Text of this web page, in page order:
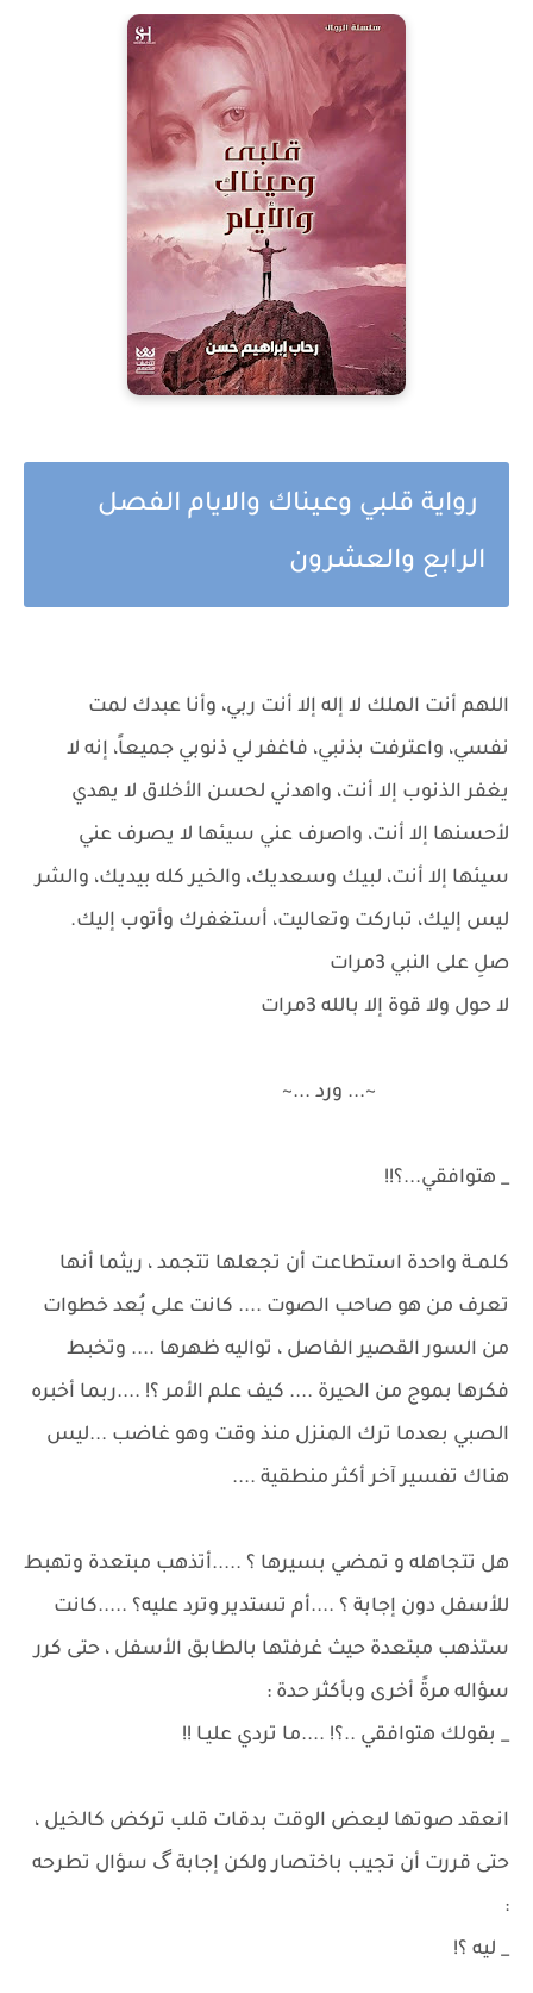
رواية قلبي وعيناك والايام الفصل
الرابع والعشرون
اللهم أنت الملك لا إله إلا أنت ربي، وأنا عبدك لمت
نفسي، واعترفت بذنبي، فاغفر لي ذنوبي جميعاً، إنه لا
يغفر الذنوب إلا أنت، واهدني لحسن الأخلاق لا يهدي
لأحسنها إلا أنت، واصرف عني سيئها لا يصرف عني
سيئها إلا أنت، لبيك وسعديك، والخير كله بيديك، والشر
ليس إليك، تباركت وتعاليت، أستغفرك وأتوب إليك.
صلِ على النبي 3مرات
لا حول ولا قوة إلا بالله 3مرات
~... ورد ...~
_ هتوافقي...؟!!
كلمــة واحدة استطاعت أن تجعلها تتجمد ، ريثما أنها
تعرف من هو صاحب الصوت .... كانت على بُعد خطوات
من السور القصير الفاصل ، تواليه ظهرها .... وتخبط
فكرها بموج من الحيرة .... كيف علم الأمر ؟! ....ربما أخبره
الصبي بعدما ترك المنزل منذ وقت وهو غاضب ...ليس
هناك تفسير آخر أكثر منطقية ....
هل تتجاهله و تمضي بسيرها ؟ .....أتذهب مبتعدة وتهبط
للأسفل دون إجابة ؟ ....أم تستدير وترد عليه؟ .....كانت
ستذهب مبتعدة حيث غرفتها بالطابق الأسفل ، حتى كرر
سؤاله مرةً أخرى وبأكثر حدة :
_ بقولك هتوافقي ..؟! ....ما تردي عليـا !!
انعقد صوتها لبعض الوقت بدقات قلب تركض كالخيل ،
حتى قررت أن تجيب باختصار ولكن إجابة گ سؤال تطرحه
:
_ ليه ؟!